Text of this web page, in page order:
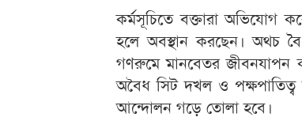
কর্মসূচিতে বক্তারা অভিযোগ
হলে অবস্থান করছেন। অথচ
গণরুমে মানবেতর জীবনযাপন
অবৈধ সিট দখল ও পক্ষপাতিত্ব
আন্দোলন গড়ে তোলা হবে।